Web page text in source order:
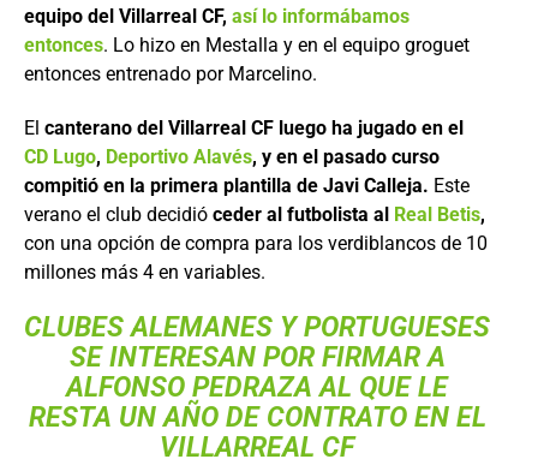
equipo del Villarreal CF, así lo informábamos
entonces. Lo hizo en Mestalla y en el equipo groguet
entonces entrenado por Marcelino.
El canterano del Villarreal CF luego ha jugado en el
CD Lugo, Deportivo Alavés, y en el pasado curso
compitió en la primera plantilla de Javi Calleja. Este
verano el club decidió ceder al futbolista al Real Betis,
con una opción de compra para los verdiblancos de 10
millones más 4 en variables.
CLUBES ALEMANES Y PORTUGUESES
SE INTERESAN POR FIRMAR A
ALFONSO PEDRAZA AL QUE LE
RESTA UN AÑO DE CONTRATO EN EL
VILLARREAL CF